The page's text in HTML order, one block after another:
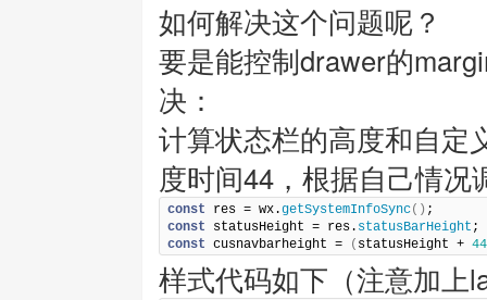
如何解决这个问题呢？
要是能控制drawer的
决：
计算状态栏的高度和自定
度时间44，根据自己情
const res = wx.getSystemInfoSync( )
const statusHeight = res. statusBarHeight ;
const cusnavbarheight = ( statusHeight + 44
样式代码如下（注意加上